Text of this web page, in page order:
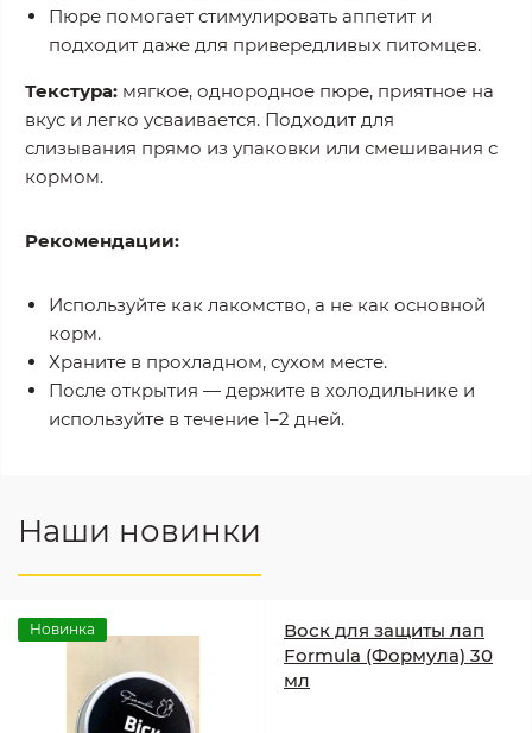
Пюре помогает стимулировать аппетит и
подходит даже для привередливых питомцев.
Текстура: мягкое, однородное пюре, приятное на
вкус и легко усваивается. Подходит для
слизывания прямо из упаковки или смешивания с
кормом.
Рекомендации:
Используйте как лакомство, а не как основной
корм.
Храните в прохладном, сухом месте.
После открытия — держите в холодильнике и
используйте в течение 1–2 дней.
Наши новинки
Новинка
Воск для защиты лап
Formula (Формула) 30
мл